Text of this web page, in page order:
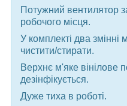
Потужний вентилятор
робочого місця.
У комплекті два змінні
чистити/стирати.
Верхнє м'яке вінілове
дезінфікується.
Дуже тиха в роботі.